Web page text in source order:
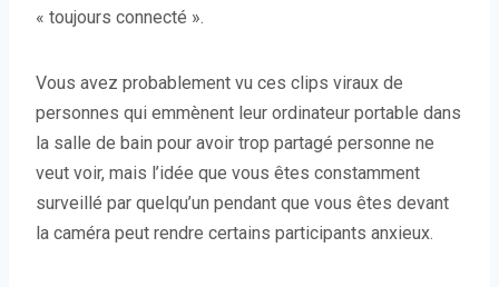
« toujours connecté ».
Vous avez probablement vu ces clips viraux de
personnes qui emmènent leur ordinateur portable dans
la salle de bain pour avoir trop partagé personne ne
veut voir, mais l’idée que vous êtes constamment
surveillé par quelqu’un pendant que vous êtes devant
la caméra peut rendre certains participants anxieux.